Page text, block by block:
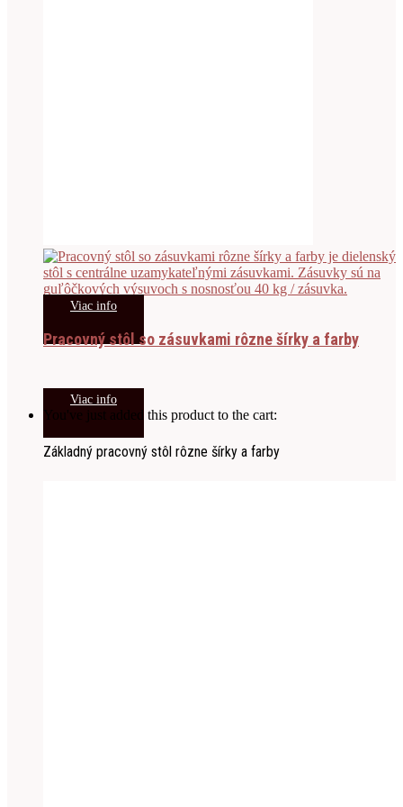
Viac info
Pracovný stôl so zásuvkami rôzne šírky a farby
Viac info
You've just added this product to the cart:
Základný pracovný stôl rôzne šírky a farby